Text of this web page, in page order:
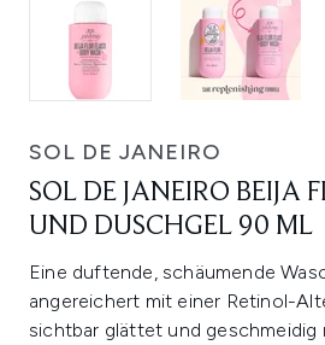
SOL DE JANEIRO
SOL DE JANEIRO BEIJA
UND DUSCHGEL 90 ML
Eine duftende, schäumende
angereichert mit einer Retinol-
sichtbar glättet und geschmeidig